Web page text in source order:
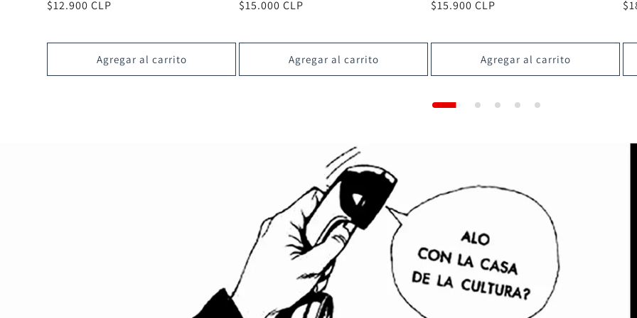
Precio
$15.000 CLP
Agregar al carrito
Precio
$12.900 CLP
Agregar al carrito
Precio
$14.900 CLP
Agregar al carrito